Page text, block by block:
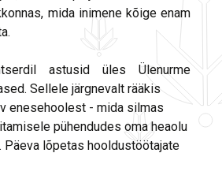
mida inimene kõige enam
astusid üles Ülenurme
Sellele järgnevalt rääkis
enesehoolest - mida silmas
pühendudes oma heaolu
lõpetas hooldustöötajate